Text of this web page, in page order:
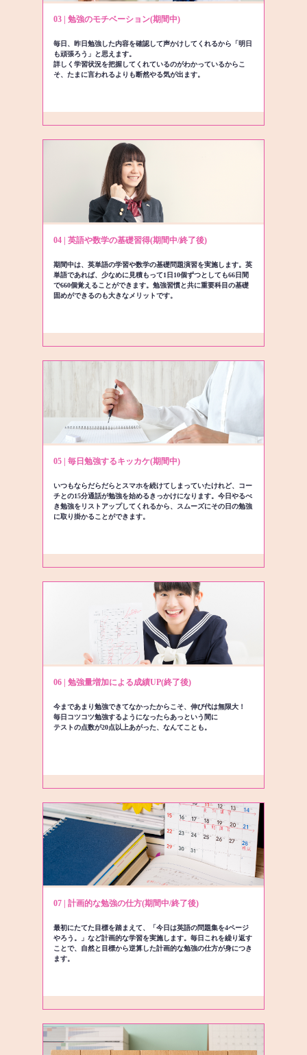
03 | 勉強のモチベーション(期間中)
毎日、昨日勉強した内容を確認して声かけしてくれるから「明日
も頑張ろう」と思えます。
詳しく学習状況を把握してくれているのがわかっているからこ
そ、たまに言われるよりも断然やる気が出ます。
04 | 英語や数学の基礎習得(期間中/終了後)
期間中は、英単語の学習や数学の基礎問題演習を実施します。英
単語であれば、少なめに見積もって1日10個ずつとしても66日間
で660個覚えることができます。勉強習慣と共に重要科目の基礎
固めができるのも大きなメリットです。
05 | 毎日勉強するキッカケ(期間中)
いつもならだらだらとスマホを続けてしまっていたけれど、コー
チとの15分通話が勉強を始めるきっかけになります。今日やるべ
き勉強をリストアップしてくれるから、スムーズにその日の勉強
に取り掛かることができます。
06 | 勉強量増加による成績UP(終了後)
今まであまり勉強できてなかったからこそ、伸び代は無限大！
毎日コツコツ勉強するようになったらあっという間に
テストの点数が20点以上あがった、なんてことも。
07 | 計画的な勉強の仕方(期間中/終了後)
最初にたてた目標を踏まえて、「今日は英語の問題集を4ページ
やろう。」など計画的な学習を実施します。毎日これを繰り返す
ことで、自然と目標から逆算した計画的な勉強の仕方が身につき
ます。